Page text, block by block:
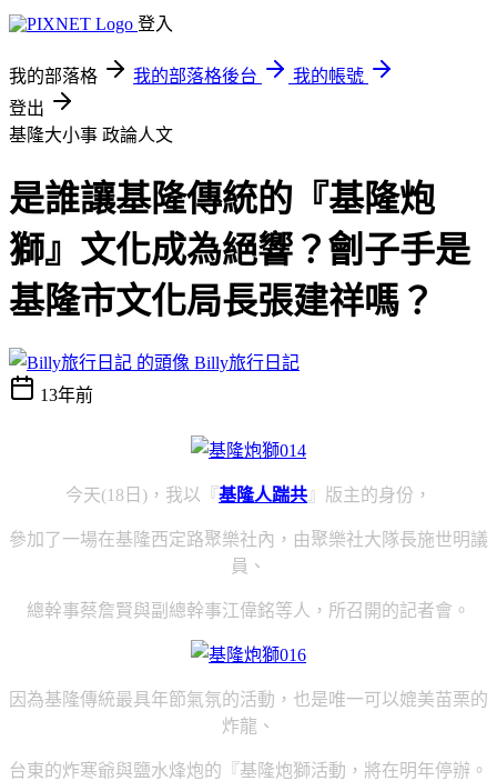
登入
我的部落格 我的部落格後台
我的帳號
登出
基隆大小事 政論人文
是誰讓基隆傳統的『基隆炮
獅』文化成為絕響？劊子手是
基隆市文化局長張建祥嗎？
Billy旅行日記
13年前
今天(18日)，我以『基隆人踹共 』版主的身份，
參加了一場在基隆西定路聚樂社內，由聚樂社大隊長施世明議
員、
總幹事蔡詹賢與副總幹事江偉銘等人，所召開的記者會。
因為基隆傳統最具年節氣氛的活動，也是唯一可以媲美苗栗的
炸龍、
台東的炸寒爺與鹽水烽炮的『基隆炮獅活動，將在明年停辦。